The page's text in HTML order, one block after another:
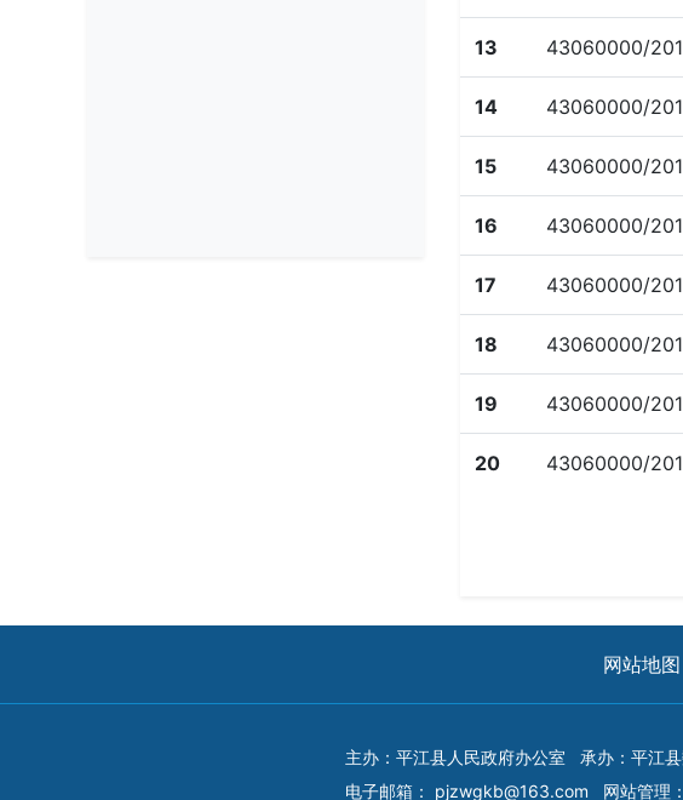
13 43060000/
14 43060000/
15 43060000/
16 43060000/
17 43060000/
18 43060000/
19 43060000/
20 43060000/
网站地图
主办：平江县人民政府办公室 承办：平江
电子邮箱： pjzwgkb@163.com 网站管理